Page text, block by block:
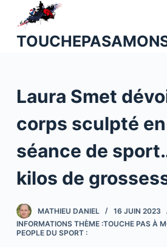
u
o
n
n
u
Laura Smet
corps sculpté
séance de
kilos de
MATHIEU DANIEL
16 JUIN 2023
INFORMATIONS THÈME :TOUCHE PAS À
PEOPLE DU SPORT :